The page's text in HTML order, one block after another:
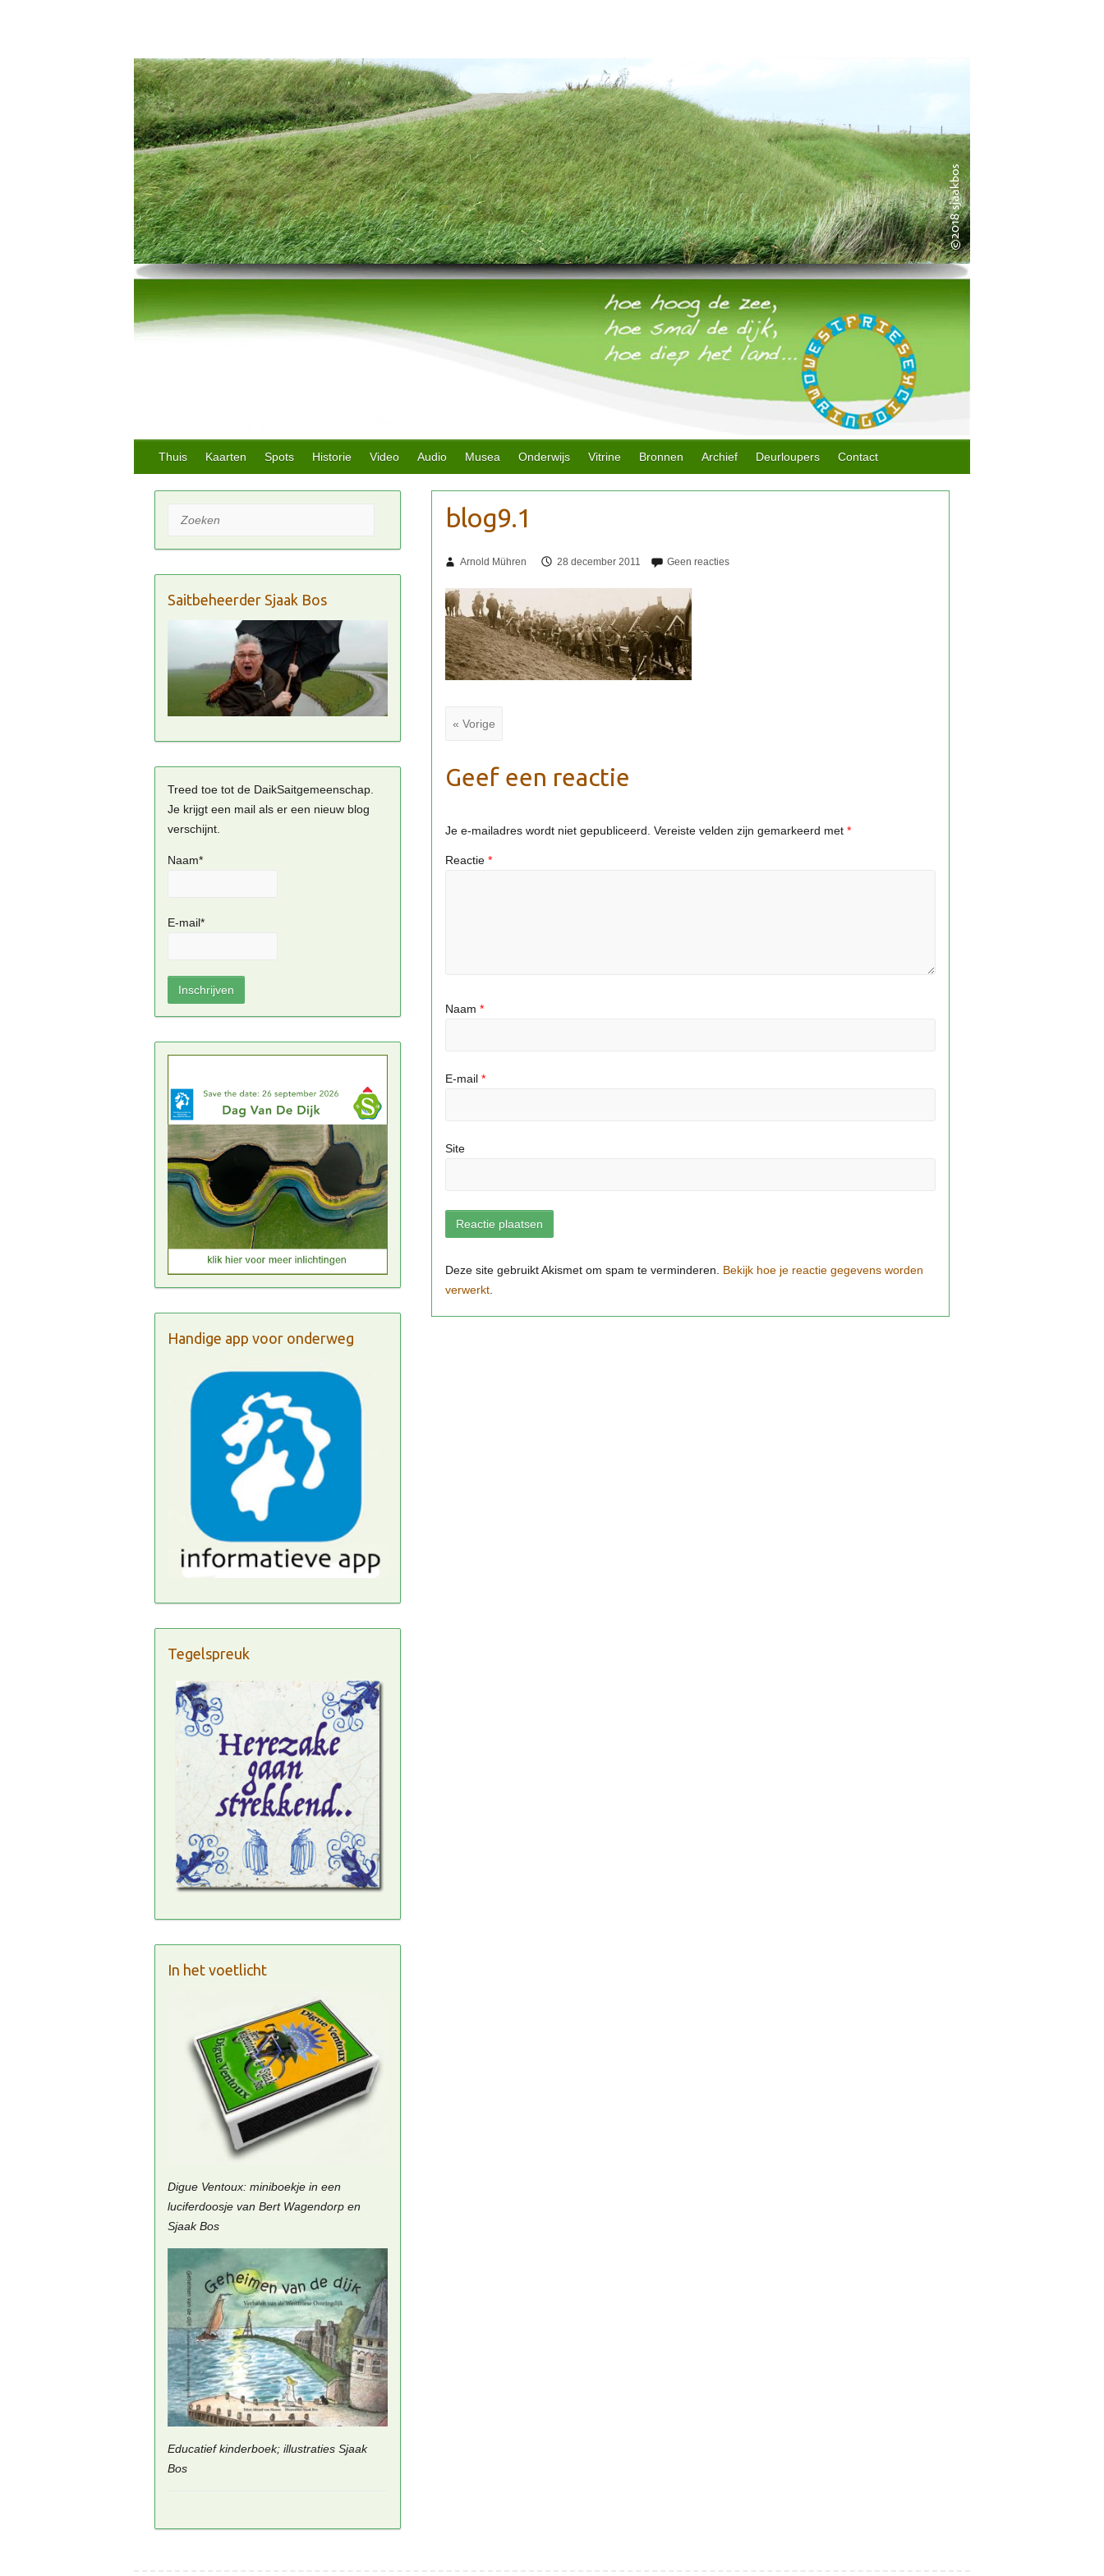
Thuis Kaarten Spots Historie Video Audio Musea Onderwijs Vitrine Bronnen Archief Deurloupers Contact
Arnold Mühren 28 december 2011
« Vorige
Geef een reactie
Je e-mailadres wordt niet gepubliceerd. Vereiste velden zijn gemarkeerd met *
Reactie *
Naam *
E-mail *
Site
Bekijk hoe je reactie gegevens worden
verwerkt
Zoeken
Saitbeheerder Sjaak Bos
Treed toe tot de DaikSaitgemeenschap.
Je krijgt een mail als er een nieuw blog
verschijnt.
Naam*
E-mail*
Handige app voor onderweg
Tegelspreuk
In het voetlicht
Digue Ventoux: miniboekje in een
luciferdoosje van Bert Wagendorp en
Sjaak Bos
Educatief kinderboek; illustraties Sjaak
Bos